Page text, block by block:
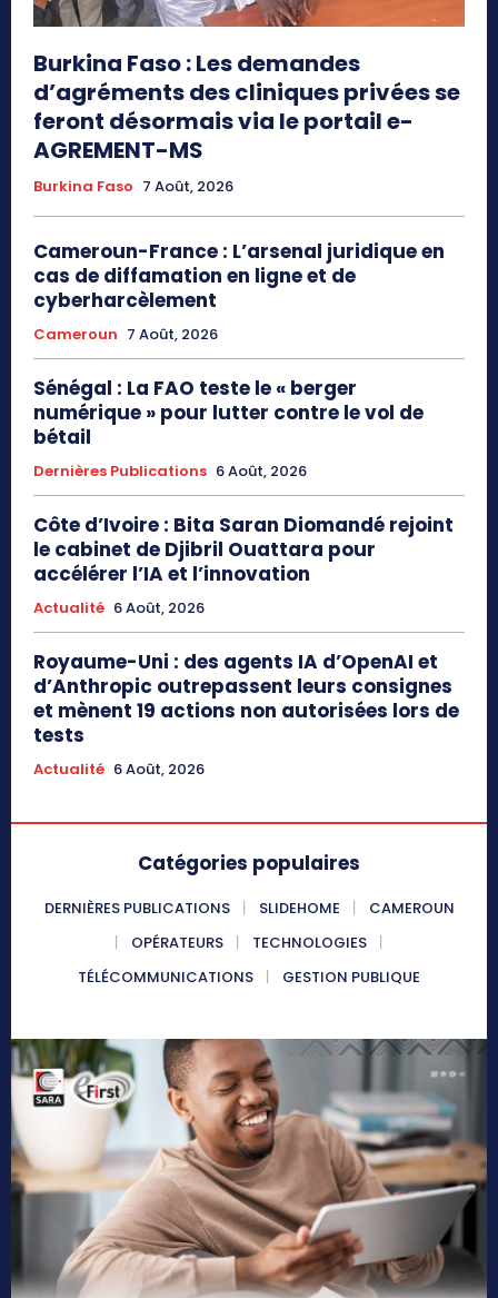
Burkina Faso : Les demandes
d’agréments des cliniques privées se
feront désormais via le portail e-
AGREMENT-MS
Burkina Faso 7 Août, 2026
Cameroun-France : L’arsenal juridique en
cas de diffamation en ligne et de
cyberharcèlement
Cameroun 7 Août, 2026
Sénégal : La FAO teste le « berger
numérique » pour lutter contre le vol de
bétail
Dernières Publications 6 Août, 2026
Côte d’Ivoire : Bita Saran Diomandé rejoint
le cabinet de Djibril Ouattara pour
accélérer l’IA et l’innovation
Actualité 6 Août, 2026
Royaume-Uni : des agents IA d’OpenAI et
d’Anthropic outrepassent leurs consignes
et mènent 19 actions non autorisées lors de
tests
Actualité 6 Août, 2026
Catégories populaires
DERNIÈRES PUBLICATIONS SLIDEHOME
CAMEROUN
OPÉRATEURS
TECHNOLOGIES
TÉLÉCOMMUNICATIONS
GESTION PUBLIQUE